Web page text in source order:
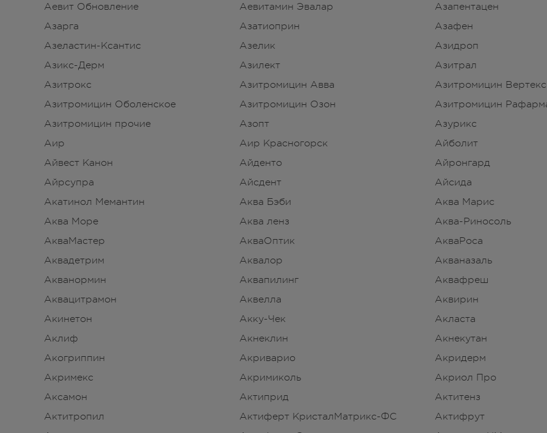
Аевит Обновление
Аевитамин Эвалар
Азапентацен
Азарга
Азатиоприн
Азафен
Азеластин-Ксантис
Азелик
Азидроп
Азикс-Дерм
Азилект
Азитрал
Азитрокс
Азитромицин Авва
Азитромицин Вертекс
Азитромицин Оболенское
Азитромицин Озон
Азитромицин
Азитромицин прочие
Азопт
Азурикс
Аир
Аир Красногорск
Айболит
Айвест Канон
Айденто
Айронгард
Айрсупра
Айсдент
Айсида
Акатинол Мемантин
Аква Бэби
Аква Марис
Аква Море
Аква ленз
Аква-Риносоль
АкваМастер
АкваОптик
АкваРоса
Аквадетрим
Аквалор
Акваназаль
Акванормин
Аквапилинг
Аквафреш
Аквацитрамон
Аквелла
Аквирин
Акинетон
Акку-Чек
Акласта
Аклиф
Акнеклин
Акнекутан
Акогриппин
Акриварио
Акридерм
Акримекс
Акримиколь
Акриол Про
Аксамон
Актиприд
Актитенз
Актитропил
Актиферт КристалМатрикс-ФС
Актифрут